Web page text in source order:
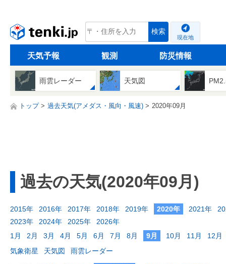
tenki.jp 検索
現在地
天気予報 観測 防災情報
雨雲レーダー 天気図
トップ 過去天気(アメダス・風向・風速) 2020年09月
過去の天気(2020年09月)
2015年 2016年 2017年 2018年 2019年 2020年 2021年
2023年
2024年 2025年
2026年
1月
2月 3月 4月 5月 6月 7月 8月 9月 10月 11月
12月
気象衛星
天気図 雨雲レーダー